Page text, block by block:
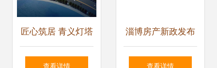
匠心筑居 青义灯塔
二社地块房地产开
查看详情
淄博房产新政发布
限价限售并启，你
查看详情